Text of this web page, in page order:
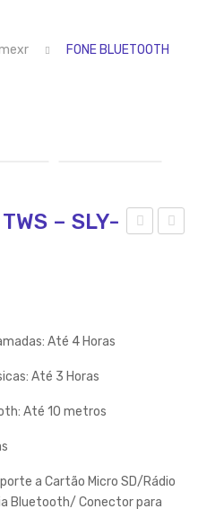
FONE BLUETOOTH
FO
NE
SLY
-24
– SLY-
Até 4 Horas
Até 3 Horas
Até 10 metros
a Cartão Micro SD/Rádio
Bluetooth/ Conector para